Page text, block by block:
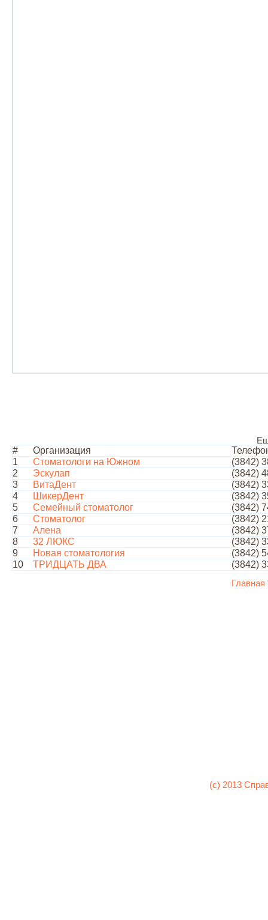
# Организация
1
Стоматологи на Южном
(3842)
2
Эскулап
(3842)
3
ВитаДент
(3842)
4
ШикерДент
(3842)
5
Семейный стоматолог
(3842)
6
Стоматолог
(3842)
7
Алена
(3842)
8
32 ЛЮКС
(3842)
9
Новая стоматология
(3842)
10
ТРИДЦАТЬ ДВА (3842)
Главная
(c) 2013